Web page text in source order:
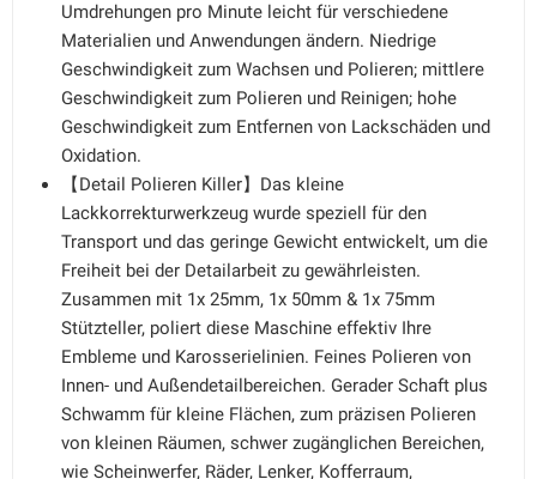
Umdrehungen pro Minute leicht für verschiedene
Materialien und Anwendungen ändern. Niedrige
Geschwindigkeit zum Wachsen und Polieren; mittlere
Geschwindigkeit zum Polieren und Reinigen; hohe
Geschwindigkeit zum Entfernen von Lackschäden und
Oxidation.
【Detail Polieren Killer】Das kleine
Lackkorrekturwerkzeug wurde speziell für den
Transport und das geringe Gewicht entwickelt, um die
Freiheit bei der Detailarbeit zu gewährleisten.
Zusammen mit 1x 25mm, 1x 50mm & 1x 75mm
Stützteller, poliert diese Maschine effektiv Ihre
Embleme und Karosserielinien. Feines Polieren von
Innen- und Außendetailbereichen. Gerader Schaft plus
Schwamm für kleine Flächen, zum präzisen Polieren
von kleinen Räumen, schwer zugänglichen Bereichen,
wie Scheinwerfer, Räder, Lenker, Kofferraum,